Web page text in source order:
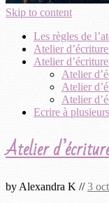
Skip to content
Les règles de
Atelier
Atelier
Atelier
Atelier
Atelier
Ecrire à plusieurs
Atelier
by Alexandra K //3